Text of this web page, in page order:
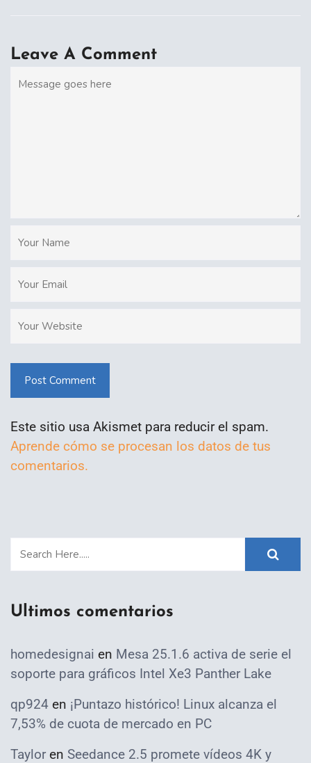
Leave A Comment
Post Comment
Este sitio usa Akismet para reducir el spam.
Aprende cómo se procesan los datos de tus
comentarios.
Ultimos comentarios
homedesignai en Mesa 25.1.6 activa de serie el
soporte para gráficos Intel Xe3 Panther Lake
qp924 en ¡Puntazo histórico! Linux alcanza el
7,53% de cuota de mercado en PC
Taylor en Seedance 2.5 promete vídeos 4K y